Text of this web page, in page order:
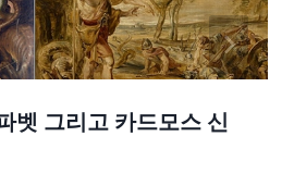
벳 그리고 카드모스 신